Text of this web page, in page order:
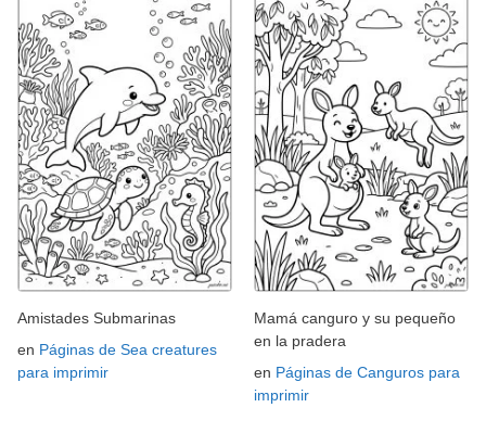
Amistades Submarinas
en Páginas de Sea creatures
para imprimir
Mamá canguro y su pequeño
en la pradera
en Páginas de Canguros para
imprimir